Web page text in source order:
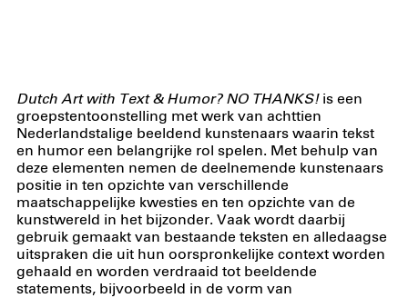
Dutch Art with Text & Humor? NO THANKS!is een
groepstentoonstelling met werk van achttien
Nederlandstalige beeldend kunstenaars waarin tekst
en humor een belangrijke rol spelen. Met behulp van
deze elementen nemen de deelnemende kunstenaars
positie in ten opzichte van verschillende
maatschappelijke kwesties en ten opzichte van de
kunstwereld in het bijzonder. Vaak wordt daarbij
gebruik gemaakt van bestaande teksten en alledaagse
uitspraken die uit hun oorspronkelijke context worden
gehaald en worden verdraaid tot beeldende
statements, bijvoorbeeld in de vorm van